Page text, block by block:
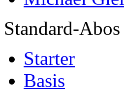
Standard-Abos
Starter
Basis